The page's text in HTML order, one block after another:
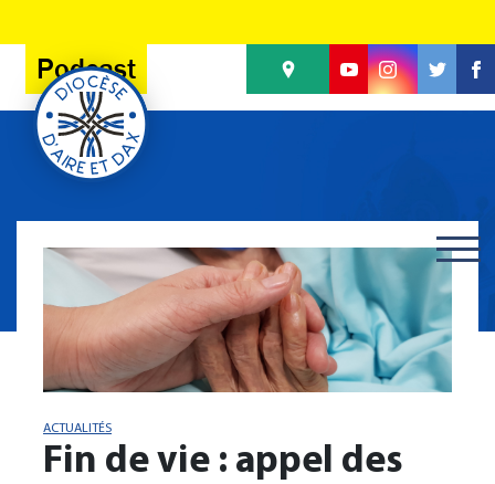
Podcast
ACTUALITÉS
Fin de vie : appel des